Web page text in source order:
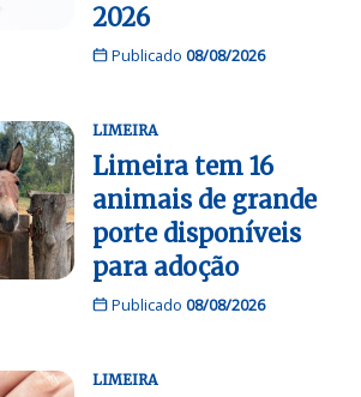
2026
Publicado 08/08/2026
LIMEIRA
Limeira tem 16
animais de grande
porte disponíveis
para adoção
Publicado 08/08/2026
LIMEIRA